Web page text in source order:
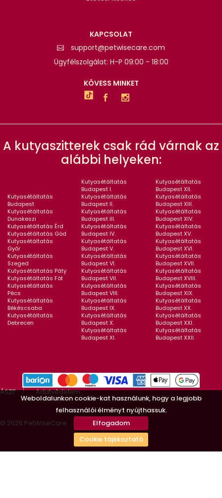
Weboldalunkon cookie-kat használunk, hogy a legjobb
felhasználói élményt nyújthassuk.
Elfogadom
Cookie tájékoztató
KAPCSOLAT
support@petwisecare.com
Ügyfélszolgálat: H-P 09:00 - 18:00
KÖVESS MINKET
A kutyaszitterek csak rád várnak az
alábbi helyeken:
Kutyasétáltatás
Budapest
Kutyasétáltatás
Dunakeszi
Kutyasétáltatás Érd
Kutyasétáltatás Göd
Kutyasétáltatás
Győr
Kutyasétáltatás
Szeged
Kutyasétáltatás Páty
Kutyasétáltatás Fót
Kutyasétáltatás
Pécs
Kutyasétáltatás
Békéscsaba
Kutyasétáltatás
Debrecen
Kutyasétáltatás
Budapest I.
Kutyasétáltatás
Budapest II.
Kutyasétáltatás
Budapest III.
Kutyasétáltatás
Budapest IV.
Kutyasétáltatás
Budapest V.
Kutyasétáltatás
Budapest VI.
Kutyasétáltatás
Budapest VII.
Kutyasétáltatás
Budapest VIII.
Kutyasétáltatás
Budapest IX.
Kutyasétáltatás
Budapest X.
Kutyasétáltatás
Budapest XI.
Kutyasétáltatás
Budapest XII.
Kutyasétáltatás
Budapest XIII.
Kutyasétáltatás
Budapest XIV.
Kutyasétáltatás
Budapest XV.
Kutyasétáltatás
Budapest XVI.
Kutyasétáltatás
Budapest XVII.
Kutyasétáltatás
Budapest XVIII.
Kutyasétáltatás
Budapest XIX.
Kutyasétáltatás
Budapest XX.
Kutyasétáltatás
Budapest XXI.
Kutyasétáltatás
Budapest XXII.
ÁSZF Adatvédelem
© 2026 PetWiseCare